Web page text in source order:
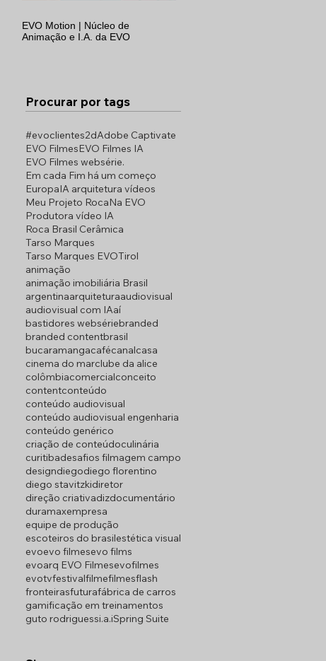
EVO Motion | Núcleo de
Animação e I.A. da EVO
Procurar por tags
#evoclientes2dAdobe Captivate
EVO FilmesEVO Filmes IA
EVO Filmes websérie.
Em cada Fim há um começo
EuropaIA arquitetura vídeos
Meu Projeto RocaNa EVO
Produtora vídeo IA
Roca Brasil Cerâmica
Tarso Marques
Tarso Marques EVOTirol
animação
animação imobiliária Brasil
argentinaarquiteturaaudiovisual
audiovisual com IAaí
bastidores websériebranded
branded contentbrasil
bucaramangacafécanalcasa
cinema do marclube da alice
colômbiacomercialconceito
contentconteúdo
conteúdo audiovisual
conteúdo audiovisual engenharia
conteúdo genérico
criação de conteúdoculinária
curitibadesafios filmagem campo
designdiegodiego florentino
diego stavitzkidiretor
direção criativadizdocumentário
duramaxempresa
equipe de produção
escoteiros do brasilestética visual
evoevo filmesevo films
evoarq EVO Filmesevofilmes
evotvfestivalfilmefilmesflash
fronteirasfuturafábrica de carros
gamificação em treinamentos
guto rodriguessi.a.iSpring Suite